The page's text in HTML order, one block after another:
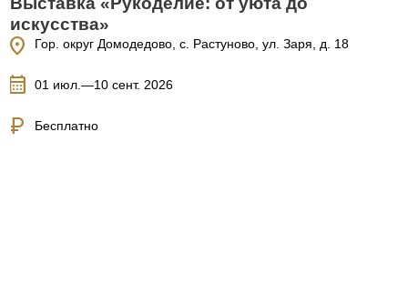
искусства»
location_on Гор. округ Домодедово, с. Растуново, ул. Заря, д. 18
calendar_month 01 июл.—10 сент. 2026
currency_ruble Бесплатно